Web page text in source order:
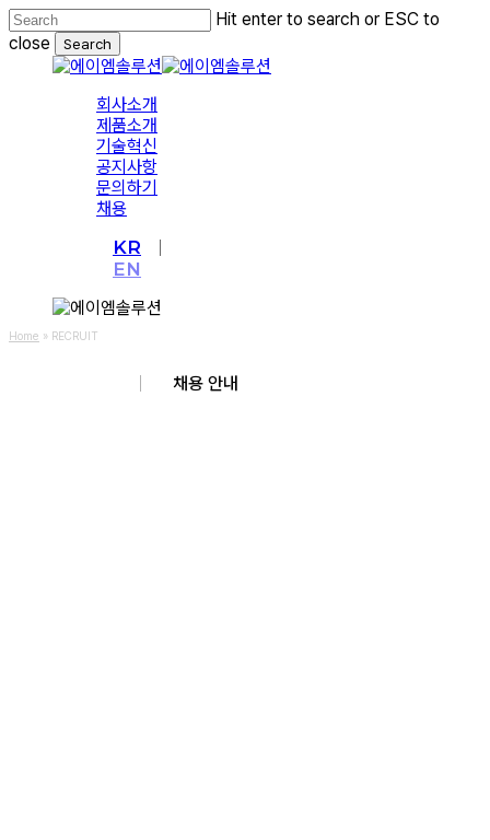
Skip
to
content
Hit enter to search or ESC to
close
Search
회사소개
제품소개
기술혁신
공지사항
문의하기
채용
KR
EN
Home » RECRUIT
채용 안내